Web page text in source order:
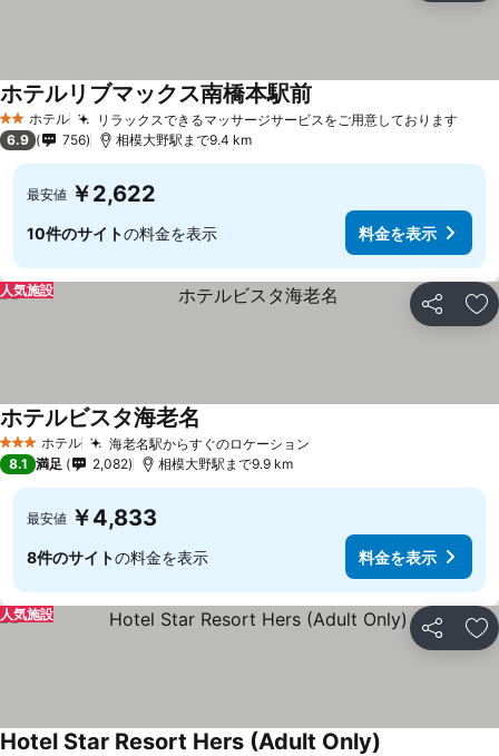
2 ホテルのランク
ホテル リラックスできるマッサージサービスをご用意しております
ホテルリブマックス南橋本駅前
6.9 756 相模大野駅まで9.4 km
最安値 ￥2,622
10件のサイトの料金を表示 料金を表示
シェア お
人気施設
3 ホテルのランク
ホテル 海老名駅からすぐのロケーション
ホテルビスタ海老名
8.1 満足 2,082 相模大野駅まで9.9 km
最安値 ￥4,833
8件のサイトの料金を表示 料金を表示
シェア お
人気施設
Hotel Star Resort Hers (Adult Only)